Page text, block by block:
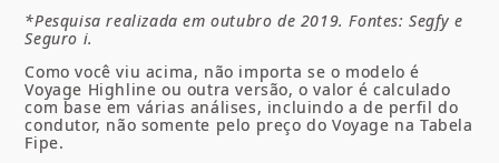
*Pesquisa realizada em outubro de 2019. Fontes: Segfy e
Seguro i.
Como você viu acima, não importa se o modelo é
Voyage Highline ou outra versão, o valor é calculado
com base em várias análises, incluindo a de perfil do
condutor, não somente pelo preço do Voyage na Tabela
Fipe.